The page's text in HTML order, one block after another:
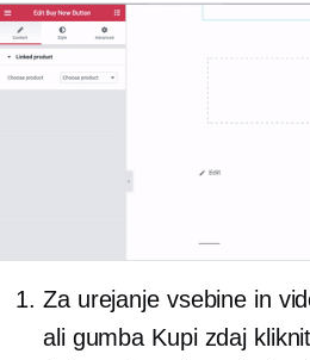
Za urejanje vsebine in
ali gumba Kupi zdaj